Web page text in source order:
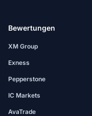
Bewertungen
XM Group
Exness
Pepperstone
IC Markets
AvaTrade